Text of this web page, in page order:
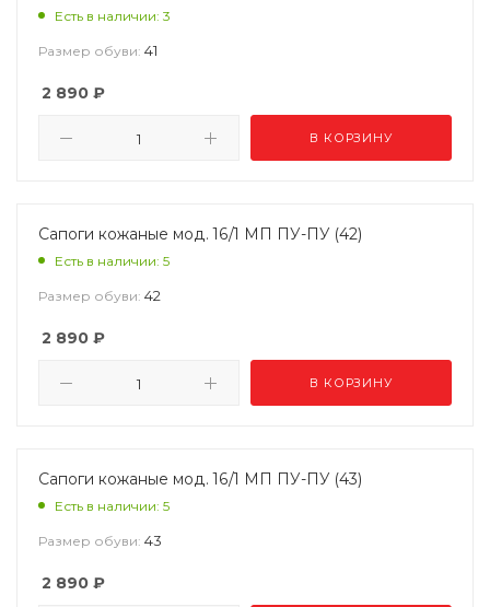
Есть в наличии: 3
Размер обуви: 41
2 890 ₽
В КОРЗИНУ
Сапоги кожаные мод. 16/1 МП ПУ-ПУ (42)
Есть в наличии: 5
Размер обуви: 42
2 890 ₽
В КОРЗИНУ
Сапоги кожаные мод. 16/1 МП ПУ-ПУ (43)
Есть в наличии: 5
Размер обуви: 43
2 890 ₽